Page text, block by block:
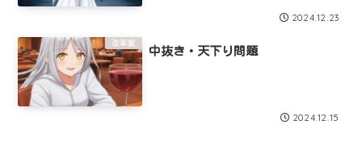
2024.12.23
改革案
中抜き・天下り問題
2024.12.15